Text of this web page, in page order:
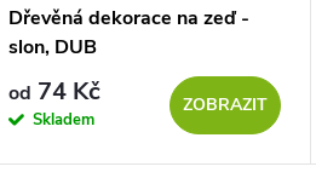
Dřevěná dekorace na zeď -
slon, DUB
od 74 Kč
Skladem
ZOBRAZIT